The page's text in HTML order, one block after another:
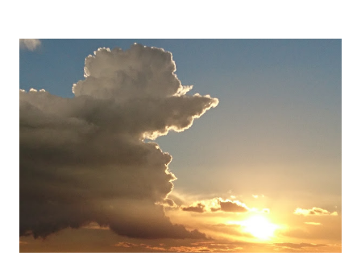
della seconda guerra mondiale oggi in Europa saremmo
tutti a marciare con il passo dell'oca. La storia è
importante. Detto questo non posso quindi non essere
preoccupato per un Paese che amo e che non ci sarà
praticamente più a causa della brexit e non posso non
notare come gli incontri Trump - May, Trump - Johnson,
senza voler togliere loro importanza, non siano
lontanamente confrontabili secondo la...